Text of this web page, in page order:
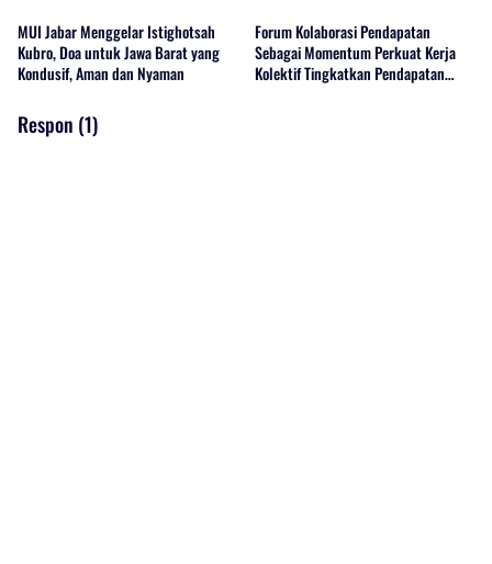
MUI Jabar Menggelar Istighotsah
Kubro, Doa untuk Jawa Barat yang
Kondusif, Aman dan Nyaman
Forum Kolaborasi Pendapatan
Sebagai Momentum Perkuat Kerja
Kolektif Tingkatkan Pendapatan
Respon (1)